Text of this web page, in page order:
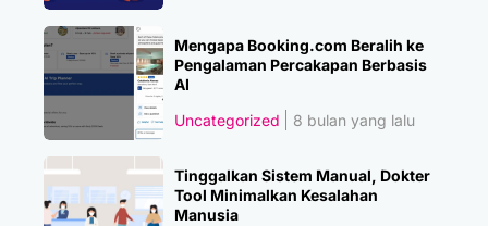
Mengapa Booking.com Beralih ke
Pengalaman Percakapan Berbasis
AI
Uncategorized
8 bulan yang lalu
Tinggalkan Sistem Manual, Dokter
Tool Minimalkan Kesalahan
Manusia